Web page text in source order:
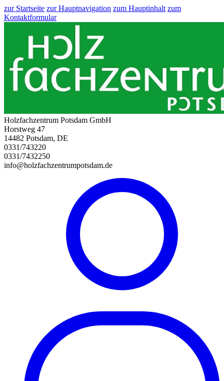
zur Startseite zur Hauptnavigation zum Hauptinhalt zum
Kontaktformular
Holzfachzentrum Potsdam GmbH
Horstweg 47
14482 Potsdam, DE
0331/743220
0331/7432250
info@holzfachzentrumpotsdam.de